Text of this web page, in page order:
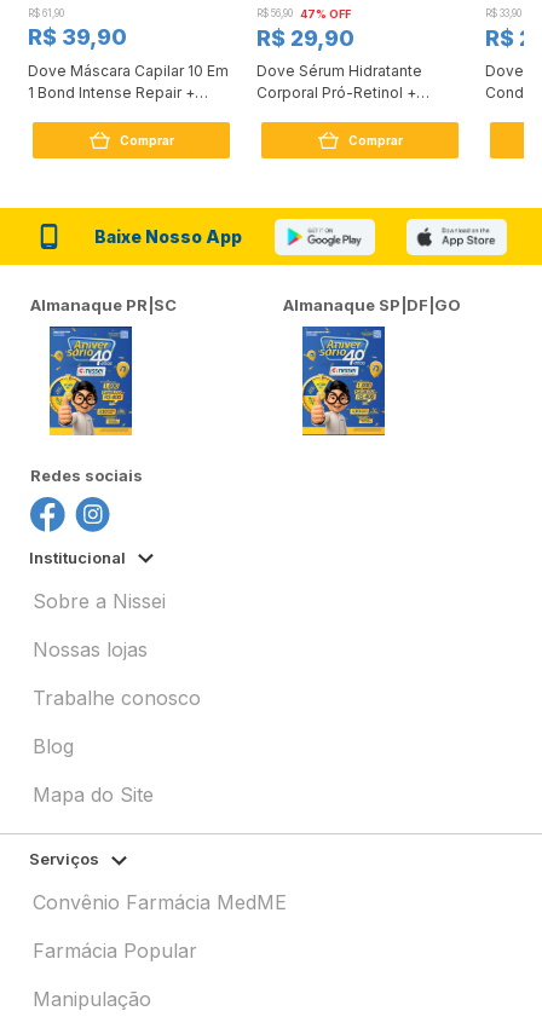
R$ 61,90
R$ 39,90
Dove Máscara Capilar 10 Em
1 Bond Intense Repair +
Comprar
R$ 56,90 47% OFF
R$ 29,90
Dove Sérum Hidratante
Corporal Pró-Retinol +
Comprar
R$ 33,90
R$
Dove
Baixe Nosso App
Almanaque PR|SC Almanaque SP|DF|GO
Redes sociais
Institucional
Sobre a Nissei
Nossas lojas
Trabalhe conosco
Blog
Mapa do Site
Serviços
Convênio Farmácia MedME
Farmácia Popular
Manipulação